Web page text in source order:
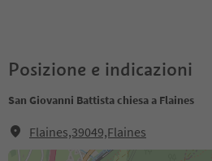
Posizione e indicazioni
San Giovanni Battista chiesa a Flaines
Flaines,39049,Flaines